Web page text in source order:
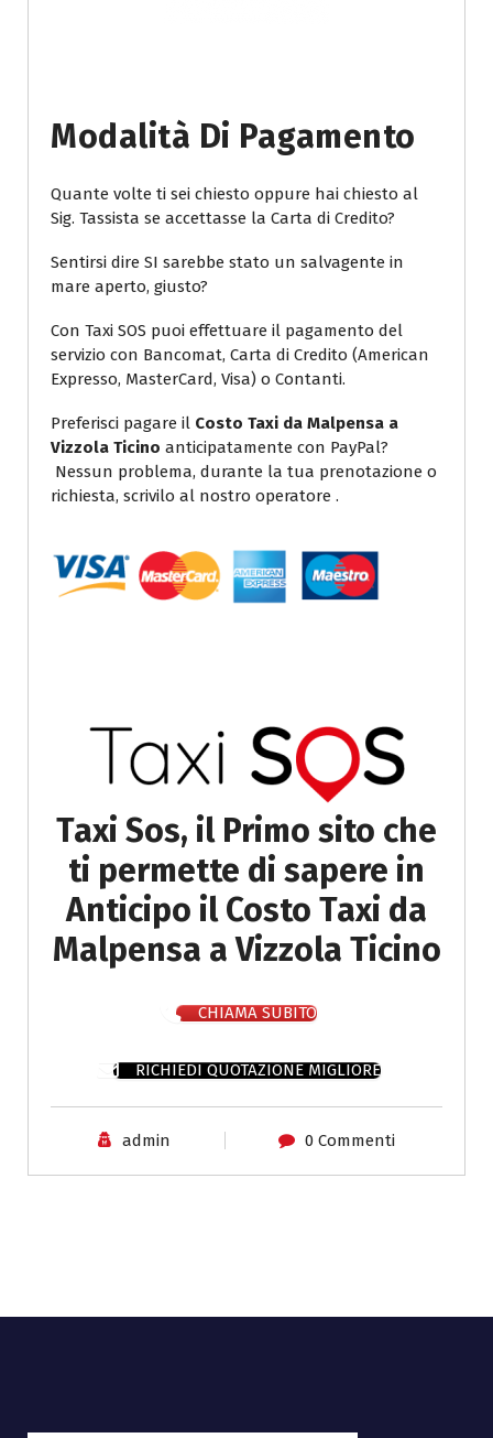
Modalità Di Pagamento
Quante volte ti sei chiesto oppure hai chiesto al
Sig. Tassista se accettasse la Carta di Credito?
Sentirsi dire SI sarebbe stato un salvagente in
mare aperto, giusto?
Con Taxi SOS puoi effettuare il pagamento del
servizio con Bancomat, Carta di Credito (American
Expresso, MasterCard, Visa) o Contanti.
Preferisci pagare il Costo Taxi da Malpensa a
Vizzola Ticino anticipatamente con PayPal?
Nessun problema, durante la tua prenotazione o
richiesta, scrivilo al nostro operatore .
Taxi Sos, il Primo sito che
ti permette di sapere in
Anticipo il Costo Taxi da
Malpensa a Vizzola Ticino
CHIAMA SUBITO
RICHIEDI QUOTAZIONE MIGLIORE
admin 0 Commenti